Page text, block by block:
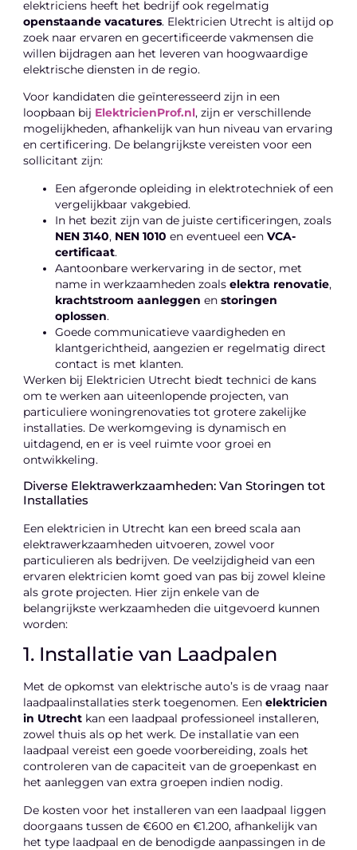
elektriciens heeft het bedrijf ook regelmatig
openstaande vacatures. Elektricien Utrecht is altijd op
zoek naar ervaren en gecertificeerde vakmensen die
willen bijdragen aan het leveren van hoogwaardige
elektrische diensten in de regio.
Voor kandidaten die geïnteresseerd zijn in een
loopbaan bij ElektricienProf.nl, zijn er verschillende
mogelijkheden, afhankelijk van hun niveau van ervaring
en certificering. De belangrijkste vereisten voor een
sollicitant zijn:
Een afgeronde opleiding in elektrotechniek of een
vergelijkbaar vakgebied.
In het bezit zijn van de juiste certificeringen, zoals
NEN 3140, NEN 1010 en eventueel eenVCA-
certificaat.
Aantoonbare werkervaring in de sector, met
name in werkzaamheden zoalselektra renovatie,
krachtstroom aanleggen enstoringen
oplossen.
Goede communicatieve vaardigheden en
klantgerichtheid, aangezien er regelmatig direct
contact is met klanten.
Werken bij Elektricien Utrecht biedt technici de kans
om te werken aan uiteenlopende projecten, van
particuliere woningrenovaties tot grotere zakelijke
installaties. De werkomgeving is dynamisch en
uitdagend, en er is veel ruimte voor groei en
ontwikkeling.
Diverse Elektrawerkzaamheden: Van Storingen tot
Installaties
Een elektricien in Utrecht kan een breed scala aan
elektrawerkzaamheden uitvoeren, zowel voor
particulieren als bedrijven. De veelzijdigheid van een
ervaren elektricien komt goed van pas bij zowel kleine
als grote projecten. Hier zijn enkele van de
belangrijkste werkzaamheden die uitgevoerd kunnen
worden:
1. Installatie van Laadpalen
Met de opkomst van elektrische auto’s is de vraag naar
laadpaalinstallaties sterk toegenomen. Eenelektricien
in Utrecht kan een laadpaal professioneel installeren,
zowel thuis als op het werk. De installatie van een
laadpaal vereist een goede voorbereiding, zoals het
controleren van de capaciteit van de groepenkast en
het aanleggen van extra groepen indien nodig.
De kosten voor het installeren van een laadpaal liggen
doorgaans tussen de €600 en €1.200, afhankelijk van
het type laadpaal en de benodigde aanpassingen in de